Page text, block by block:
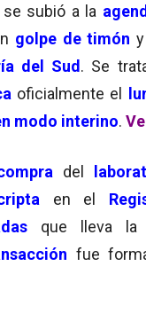
se subió a la
golpe de timón y
del Sud. Se
oficialmente el
modo interino.
del
en el
que lleva la
fue